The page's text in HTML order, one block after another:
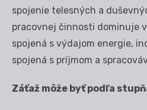
spojenie telesných a
pracovnej činnosti dominuje
spojená s výdajom energie,
spojená s príjmom a
Záťaž môže byť podľa